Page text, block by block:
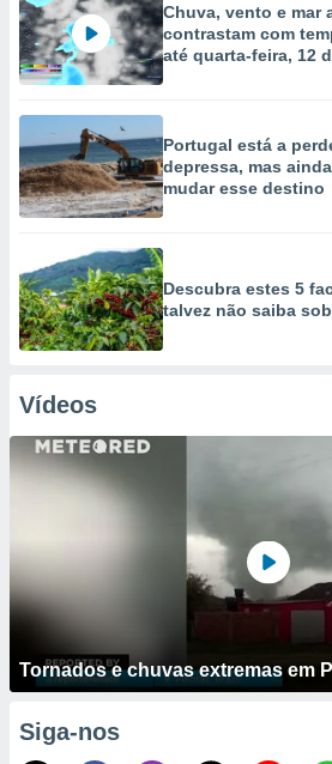
Chuva, vento e mar
contrastam com
até quarta-feira, 12
Portugal está a
depressa, mas
mudar esse destino
Descubra estes 5
talvez não saiba
Vídeos
Tornados e chuvas extremas em
Siga-nos